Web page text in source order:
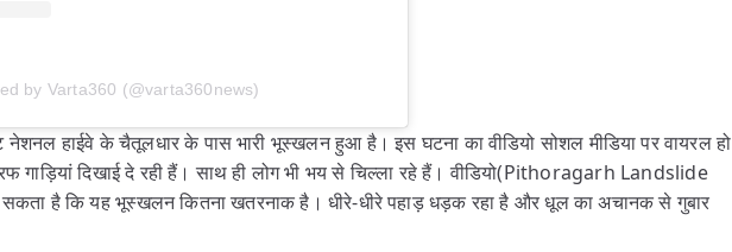
by Varta360 (@varta360news)
नेशनल हाईवे के चैतूलधार के पास भारी भूस्खलन हुआ है। इस घटना का वीडियो सोशल मीडिया पर वायरल हो
गाड़ियां दिखाई दे रही हैं। साथ ही लोग भी भय से चिल्ला रहे हैं। वीडियो(Pithoragarh Landslide
है कि यह भूस्खलन कितना खतरनाक है। धीरे-धीरे पहाड़ धड़क रहा है और धूल का अचानक से गुबार